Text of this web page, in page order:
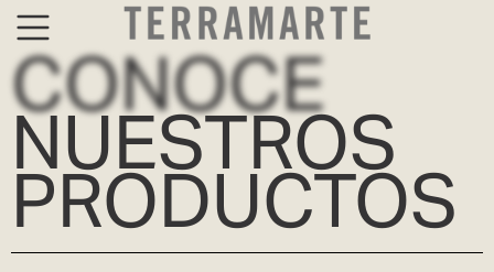
CONOCE
NUESTROS
PRODUCTOS